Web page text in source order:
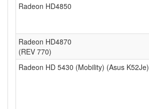
Radeon HD4850
Radeon HD4870
(REV 770)
Radeon HD 5430 (Mobility) (Asus K52Je)